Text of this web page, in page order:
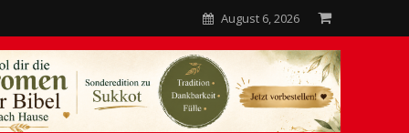
August 6, 2026